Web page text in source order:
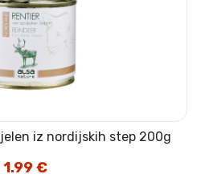
iz nordijskih step 200g
1.99€